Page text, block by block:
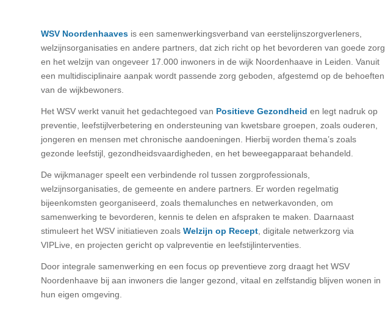
WSV Noordenhaaves is een samenwerkingsverband van eerstelijnszorgverleners,
welzijnsorganisaties en andere partners, dat zich richt op het bevorderen van goede zorg
en het welzijn van ongeveer 17.000 inwoners in de wijk Noordenhaave in Leiden. Vanuit
een multidisciplinaire aanpak wordt passende zorg geboden, afgestemd op de behoeften
van de wijkbewoners.
Het WSV werkt vanuit het gedachtegoed van Positieve Gezondheid en legt nadruk op
preventie, leefstijlverbetering en ondersteuning van kwetsbare groepen, zoals ouderen,
jongeren en mensen met chronische aandoeningen. Hierbij worden thema’s zoals
gezonde leefstijl, gezondheidsvaardigheden, en het beweegapparaat behandeld.
De wijkmanager speelt een verbindende rol tussen zorgprofessionals,
welzijnsorganisaties, de gemeente en andere partners. Er worden regelmatig
bijeenkomsten georganiseerd, zoals themalunches en netwerkavonden, om
samenwerking te bevorderen, kennis te delen en afspraken te maken. Daarnaast
stimuleert het WSV initiatieven zoals Welzijn op Recept , digitale netwerkzorg via
VIPLive, en projecten gericht op valpreventie en leefstijlinterventies.
Door integrale samenwerking en een focus op preventieve zorg draagt het WSV
Noordenhaave bij aan inwoners die langer gezond, vitaal en zelfstandig blijven wonen in
hun eigen omgeving.